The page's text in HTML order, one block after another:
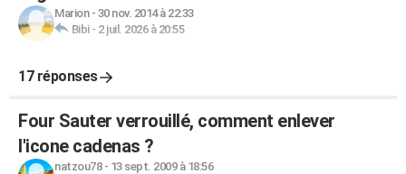
Marion- 30 nov. 2014 à 22:33
Bibi- 2 juil. 2026 à 20:55
17 réponses
Four Sauter verrouillé, comment enlever
l'icone cadenas ?
natzou78- 13 sept. 2009 à 18:56